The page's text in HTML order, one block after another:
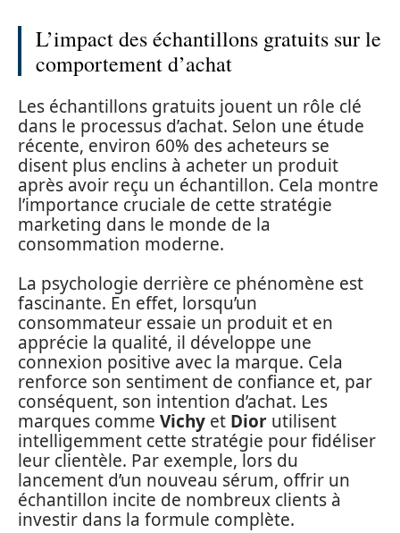
L’impact des échantillons gratuits sur le
comportement d’achat
Les échantillons gratuits jouent un rôle clé
dans le processus d’achat. Selon une étude
récente, environ 60% des acheteurs se
disent plus enclins à acheter un produit
après avoir reçu un échantillon. Cela montre
l’importance cruciale de cette stratégie
marketing dans le monde de la
consommation moderne.
La psychologie derrière ce phénomène est
fascinante. En effet, lorsqu’un
consommateur essaie un produit et en
apprécie la qualité, il développe une
connexion positive avec la marque. Cela
renforce son sentiment de confiance et, par
conséquent, son intention d’achat. Les
marques comme Vichy et Dior utilisent
intelligemment cette stratégie pour fidéliser
leur clientèle. Par exemple, lors du
lancement d’un nouveau sérum, offrir un
échantillon incite de nombreux clients à
investir dans la formule complète.